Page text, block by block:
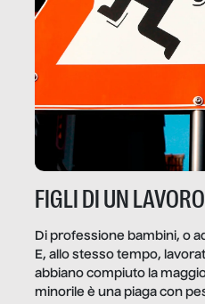
FIGLI DI UN
Di professione bambini, o
E, allo stesso tempo,
abbiano compiuto la
minorile è una piaga con